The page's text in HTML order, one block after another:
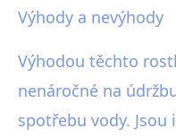
Výhody a nevýhody
Výhodou těchto
nenáročné na
spotřebu vody.